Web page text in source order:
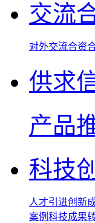
交流
对外交流合资
供求
产品
科技
人才引进创新
案例 科技成果